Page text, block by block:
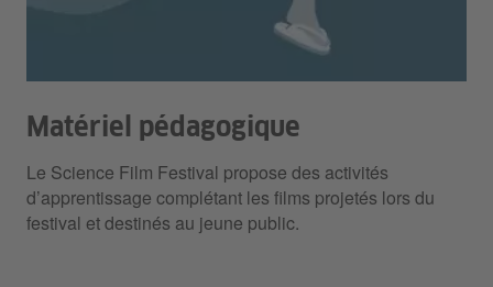
Matériel pédagogique
Le Science Film Festival propose des activités
d’apprentissage complétant les films projetés lors du
festival et destinés au jeune public.